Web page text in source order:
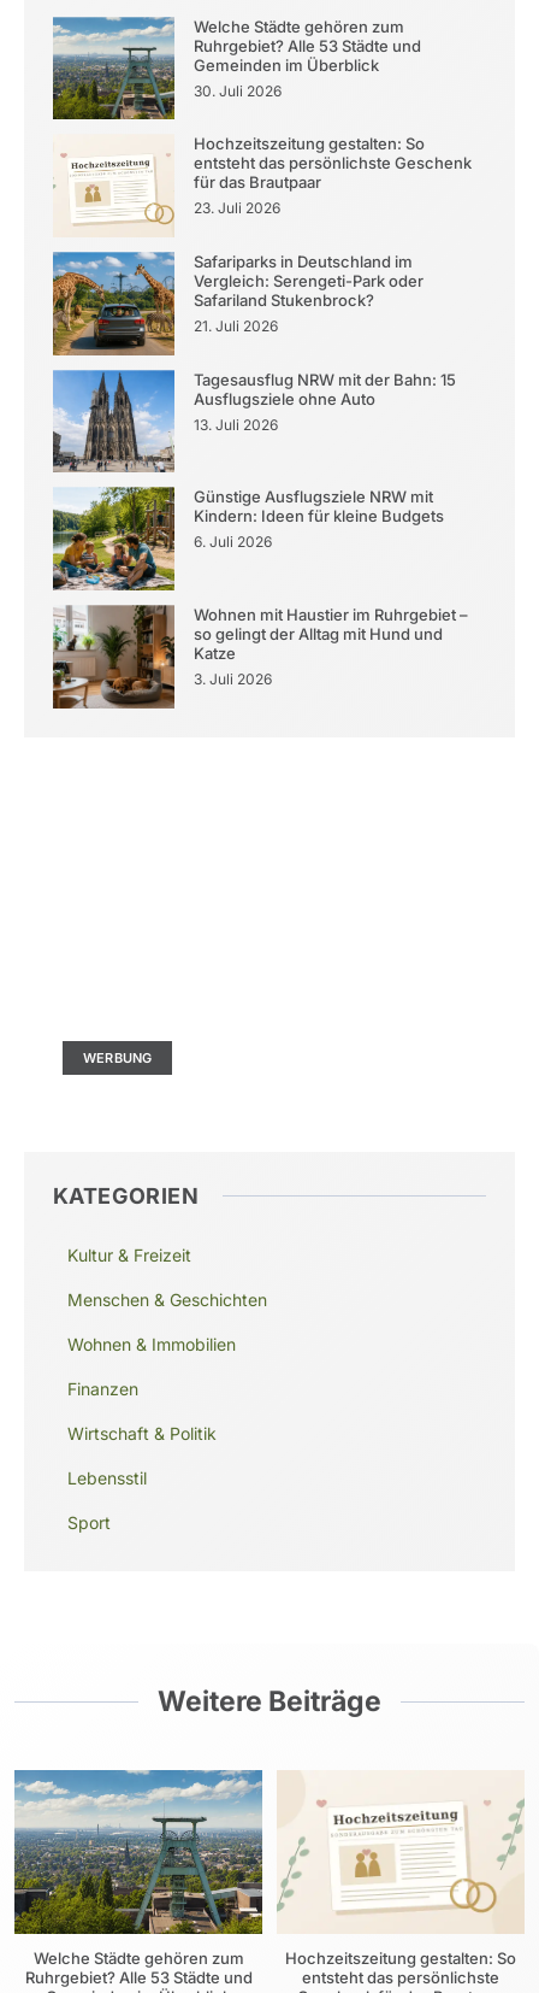
Welche Städte gehören zum
Ruhrgebiet? Alle 53 Städte und
Gemeinden im Überblick
30. Juli 2026
Hochzeitszeitung gestalten: So
entsteht das persönlichste Geschenk
für das Brautpaar
23. Juli 2026
Safariparks in Deutschland im
Vergleich: Serengeti-Park oder
Safariland Stukenbrock?
21. Juli 2026
Tagesausflug NRW mit der Bahn: 15
Ausflugsziele ohne Auto
13. Juli 2026
Günstige Ausflugsziele NRW mit
Kindern: Ideen für kleine Budgets
6. Juli 2026
Wohnen mit Haustier im Ruhrgebiet –
so gelingt der Alltag mit Hund und
Katze
3. Juli 2026
WERBUNG
KATEGORIEN
Kultur & Freizeit
Menschen & Geschichten
Wohnen & Immobilien
Finanzen
Wirtschaft & Politik
Lebensstil
Sport
Weitere Beiträge
Welche Städte gehören zum
Ruhrgebiet? Alle 53 Städte und
Hochzeitszeitung gestalten: So
entsteht das persönlichste